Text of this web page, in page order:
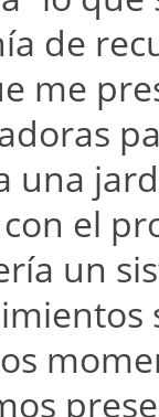
de
me
una
el
un